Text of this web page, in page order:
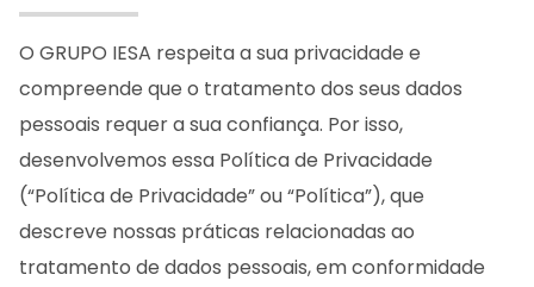
O GRUPO IESA respeita a sua privacidade e
compreende que o tratamento dos seus dados
pessoais requer a sua confiança. Por isso,
desenvolvemos essa Política de Privacidade
(“Política de Privacidade” ou “Política”), que
descreve nossas práticas relacionadas ao
tratamento de dados pessoais, em conformidade